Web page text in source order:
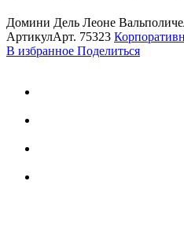
Домини Дель Леоне
АртикулАрт. 75323
В избранное Поделиться